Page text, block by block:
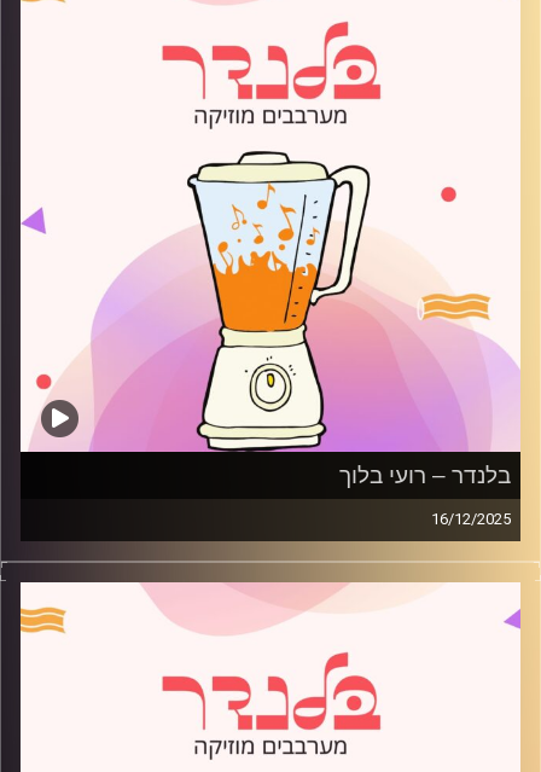
בלנדר – רועי בלוך
16/12/2025
מוזיקה רגועה לפתוח איתה את הבוקר בהגשת רועי בלוך
קרדיט תמונות:
AudioVersity